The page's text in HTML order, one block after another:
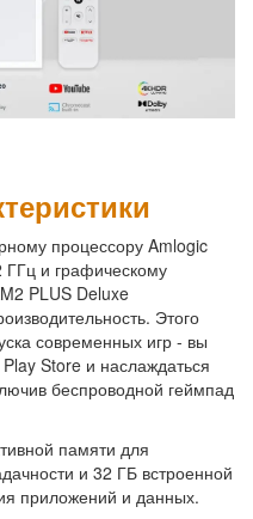
процессору Amlogic
ГГц и графическому
PLUS Deluxe
Этого
современных игр - вы
Store и наслаждаться
беспроводной геймпад
памяти для
и 32 ГБ встроенной
приложений и данных.